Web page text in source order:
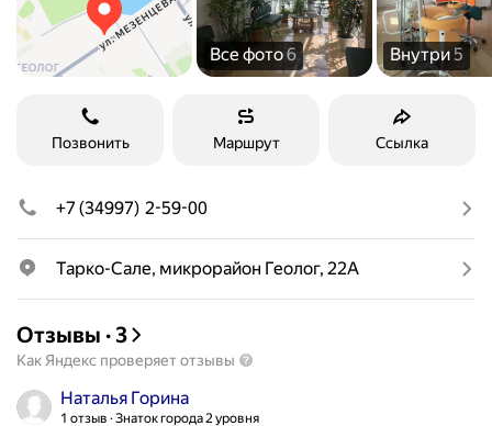
Все фото6 Внутри5
Позвонить Маршрут Ссылка
+7 (34997) 2-59-00
Тарко-Сале, микрорайон Геолог, 22А
Отзывы · 3
Как Яндекс проверяет отзывы
Наталья Горина
1 отзыв Знаток города 2 уровня